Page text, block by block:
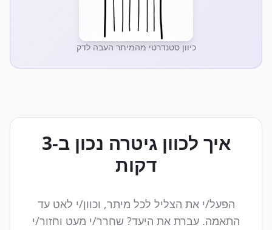
כיוון סטנדרטי מהמיתר העבה לדק
איך לכוון גיטרה נכון ב-3
דקות
הפעל/י את הצליל לכל מיתר, וכוון/י לאט עד
התאמה. עברת את היעד? שחרר/י מעט וחזור/י